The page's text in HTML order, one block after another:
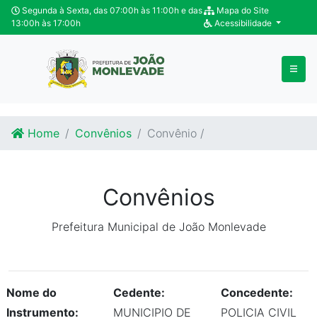
Ir para o conteúdo
Ir para o fim do conteúdo
Segunda à Sexta, das 07:00h às 11:00h e das
13:00h às 17:00h
Mapa do Site
Acessibilidade
Home Convênios Convênio /
Convênios
Prefeitura Municipal de João Monlevade
Nome do
Instrumento:
Cedente:
MUNICIPIO DE
Concedente:
POLICIA CIVIL